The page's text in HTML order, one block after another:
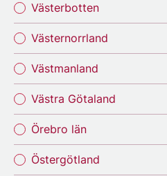
Västerbotten
Västernorrland
Västmanland
Västra Götaland
Örebro län
Östergötland